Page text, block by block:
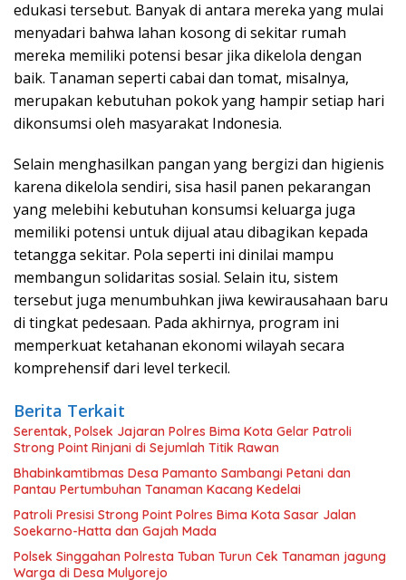
edukasi tersebut. Banyak di antara mereka yang mulai
menyadari bahwa lahan kosong di sekitar rumah
mereka memiliki potensi besar jika dikelola dengan
baik. Tanaman seperti cabai dan tomat, misalnya,
merupakan kebutuhan pokok yang hampir setiap hari
dikonsumsi oleh masyarakat Indonesia.
Selain menghasilkan pangan yang bergizi dan higienis
karena dikelola sendiri, sisa hasil panen pekarangan
yang melebihi kebutuhan konsumsi keluarga juga
memiliki potensi untuk dijual atau dibagikan kepada
tetangga sekitar. Pola seperti ini dinilai mampu
membangun solidaritas sosial. Selain itu, sistem
tersebut juga menumbuhkan jiwa kewirausahaan baru
di tingkat pedesaan. Pada akhirnya, program ini
memperkuat ketahanan ekonomi wilayah secara
komprehensif dari level terkecil.
Berita Terkait
Serentak, Polsek Jajaran Polres Bima Kota Gelar Patroli
Strong Point Rinjani di Sejumlah Titik Rawan
Bhabinkamtibmas Desa Pamanto Sambangi Petani dan
Pantau Pertumbuhan Tanaman Kacang Kedelai
Patroli Presisi Strong Point Polres Bima Kota Sasar Jalan
Soekarno-Hatta dan Gajah Mada
Polsek Singgahan Polresta Tuban Turun Cek Tanaman jagung
Warga di Desa Mulyorejo